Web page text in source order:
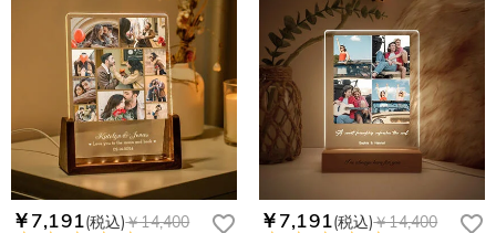
￥7,191(税込)￥14,400 ￥7,191(税込)￥14,400